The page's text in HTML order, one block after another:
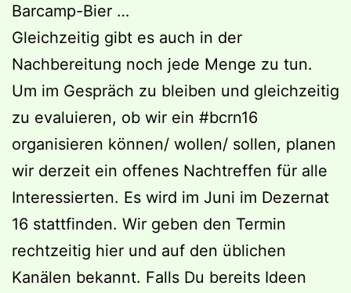
Barcamp-Bier …
Gleichzeitig gibt es auch in der
Nachbereitung noch jede Menge zu tun.
Um im Gespräch zu bleiben und gleichzeitig
zu evaluieren, ob wir ein #bcrn16
organisieren können/ wollen/ sollen, planen
wir derzeit ein offenes Nachtreffen für alle
Interessierten. Es wird im Juni im Dezernat
16 stattfinden. Wir geben den Termin
rechtzeitig hier und auf den üblichen
Kanälen bekannt. Falls Du bereits Ideen